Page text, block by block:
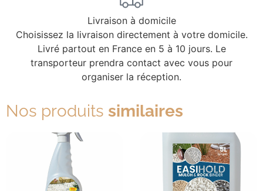
Livraison à domicile
Choisissez la livraison directement à votre domicile.
Livré partout en France en 5 à 10 jours. Le
transporteur prendra contact avec vous pour
organiser la réception.
Nos produits similaires